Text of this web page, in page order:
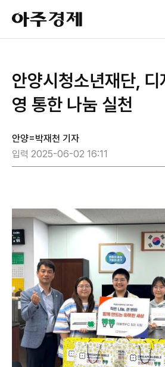
아
주
경
안양시청소년재단,
영 통한 나눔 실천
안양=박재천 기자
입력 2025-06-02 16:11